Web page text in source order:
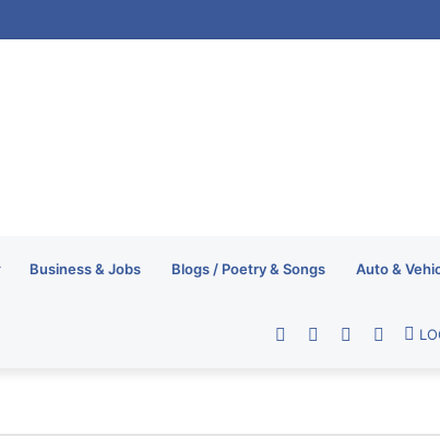
Business & Jobs Blogs / Poetry & Songs Auto &
RSS
YouTube
Twitter
Facebook